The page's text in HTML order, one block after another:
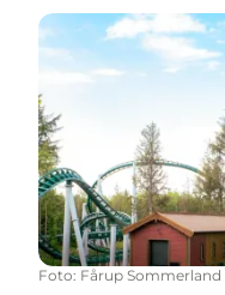
Fårup Sommerland
Foto: Fårup Sommerland